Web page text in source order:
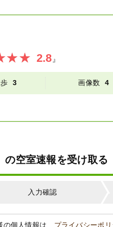
2.8』
3 画像数 4
の空室速報を受け取る
入力確認
個人情報は、 プライバシーポリ